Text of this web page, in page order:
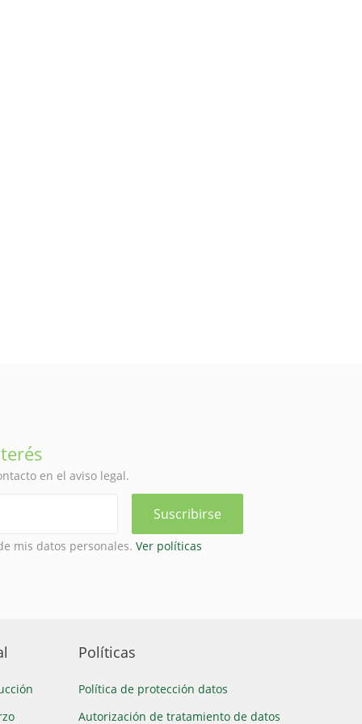
en el aviso legal.
mis datos personales. Ver políticas
Políticas
Política de protección datos
Autorización de tratamiento de datos